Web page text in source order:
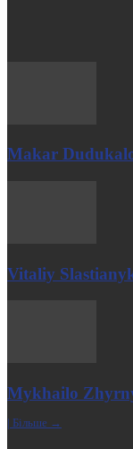
Makar
Vitaliy
Mykhailo
| Більше →